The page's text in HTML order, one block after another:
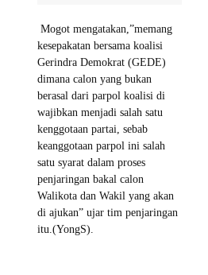
Mogot mengatakan,”memang
kesepakatan bersama koalisi
Gerindra Demokrat (GEDE)
dimana calon yang bukan
berasal dari parpol koalisi di
wajibkan menjadi salah satu
kenggotaan partai, sebab
keanggotaan parpol ini salah
satu syarat dalam proses
penjaringan bakal calon
Walikota dan Wakil yang akan
di ajukan” ujar tim penjaringan
itu.(YongS).